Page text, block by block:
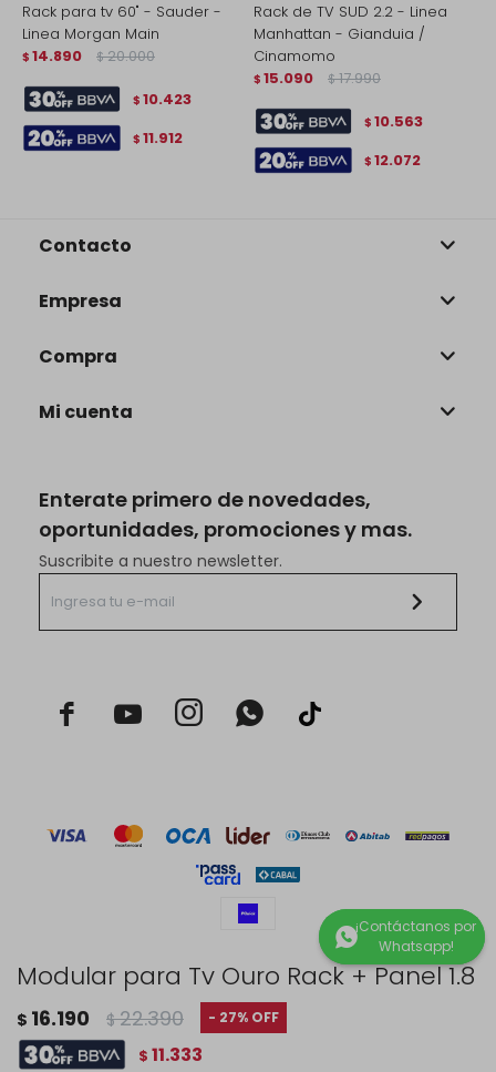
Modular para Tv Ouro Rack + Panel 1.8
$ 16.190 $ 22.390 27
$ 11.333
Rack para tv 60" - Sauder -
Linea Morgan Main
$ 14.890 $ 20.000
$ 10.423
$ 11.912
Rack de TV SUD 2.2 - Linea
Manhattan - Gianduia /
Cinamomo
$ 15.090 $ 17.990
$ 10.563
$ 12.072
Enterate primero de novedades,
oportunidades, promociones y mas.
Suscribite a nuestro newsletter.
  
Contacto
Empresa
Compra
Mi cuenta
© Copyright 2026 / Rustico Hogar